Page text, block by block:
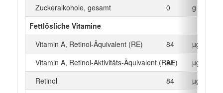
Zuckeralkohole, gesamt
0
g
Fettlösliche Vitamine
Vitamin A, Retinol-Äquivalent (RE)
84
µg
Vitamin A, Retinol-Aktivitäts-Äquivalent (RAE)
84
µg
Retinol
84
µg